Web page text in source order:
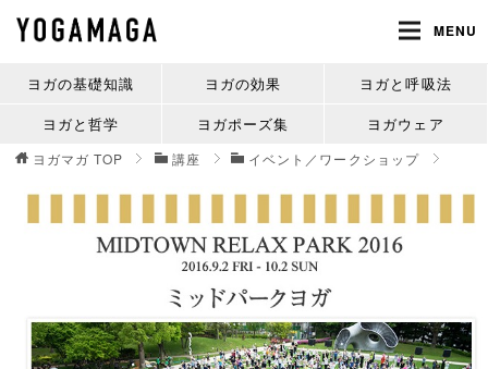
MENU
ヨガの基礎知識 ヨガの効果
ヨガと呼吸法
ヨガと哲学
ヨガポーズ集 ヨガウェア
ヨガマガ TOP 講座 イベント／ワークショップ